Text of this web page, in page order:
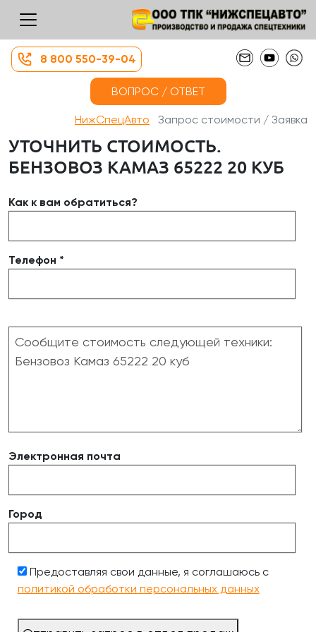
8 800 550-39-04
ВОПРОС / ОТВЕТ
НижСпецАвто Запрос стоимости / Заявка
УТОЧНИТЬ СТОИМОСТЬ.
БЕНЗОВОЗ КАМАЗ 65222 20 КУБ
Как к вам обратиться?
Телефон *
Электронная почта
Город
Предоставляя свои данные, я соглашаюсь с
политикой обработки персональных данных